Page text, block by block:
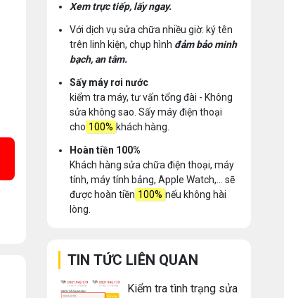
Xem trực tiếp, lấy ngay.
Với dịch vụ sửa chữa nhiều giờ: ký tên
trên linh kiện, chụp hình đảm bảo minh
bạch, an tâm.
Sấy máy rơi nước
kiểm tra máy, tư vấn tổng đài - Không
sửa không sao. Sấy máy điện thoại
cho 100% khách hàng.
Hoàn tiền 100%
Khách hàng sửa chữa điện thoại, máy
tính, máy tính bảng, Apple Watch,... sẽ
được hoàn tiền 100% nếu không hài
lòng.
TIN TỨC LIÊN QUAN
Kiểm tra tình trạng sửa